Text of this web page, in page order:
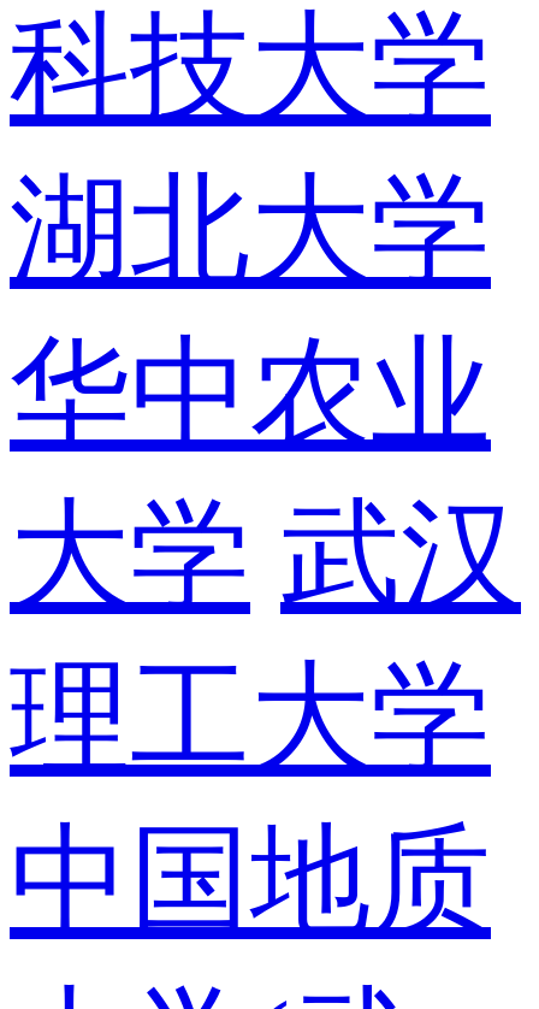
科技大学
湖北大学
华中农业
大学 武汉
理工大学
中国地质